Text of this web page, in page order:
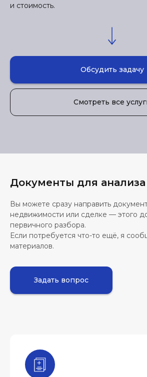
и стоимость.
Обсудить задачу
Смотреть все
Документы для анализа
Вы можете сразу направить
недвижимости или сделке — этого
первичного разбора.
Если потребуется что-то ещё, я
материалов.
Задать вопрос